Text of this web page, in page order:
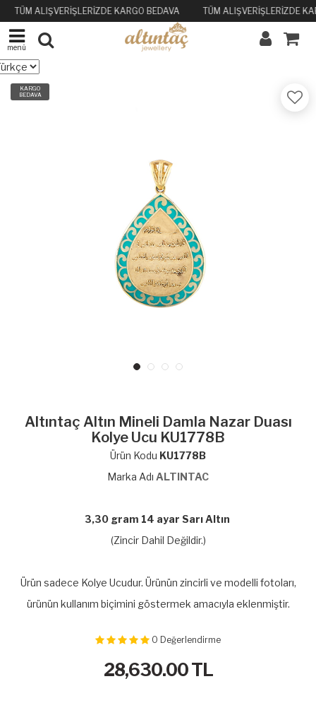
TÜM ALIŞVERİŞLERİZDE KARGO BEDAVA TÜM ALIŞVERİŞLERİZDE
menü
KARGO
BEDAVA
Altıntaç Altın Mineli Damla Nazar Duası
Kolye Ucu KU1778B
Ürün Kodu KU1778B
Marka Adı ALTINTAC
3,30 gram 14 ayar Sarı Altın
(Zincir Dahil Değildir.)
Ürün sadece Kolye Ucudur. Ürünün zincirli ve modelli fotoları,
ürünün kullanım biçimini göstermek amacıyla eklenmiştir.
0 Değerlendirme
28,630.00TL